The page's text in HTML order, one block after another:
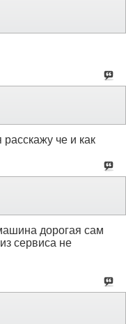
че и как
дорогая сам
сервиса не